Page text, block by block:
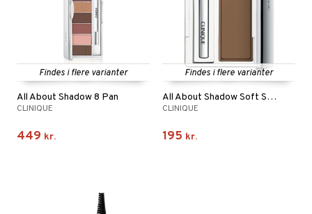
Findes i flere varianter
All About Shadow 8 Pan
CLINIQUE
449 kr.
Findes i flere varianter
All About Shadow Soft Shimmer
CLINIQUE
195 kr.